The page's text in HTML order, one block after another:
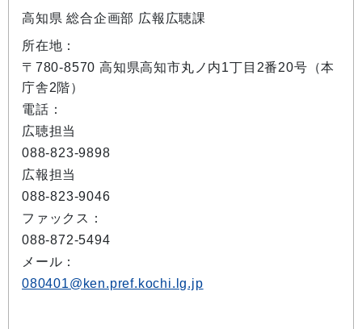
高知県 総合企画部 広報広聴課
所在地：
〒780-8570 高知県高知市丸ノ内1丁目2番20号（本
庁舎2階）
電話：
広聴担当
088-823-9898
広報担当
088-823-9046
ファックス：
088-872-5494
メール：
080401@ken.pref.kochi.lg.jp